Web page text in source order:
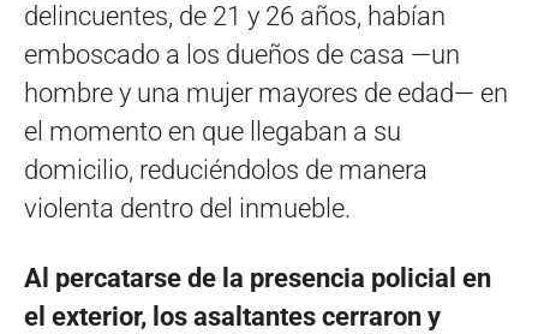
delincuentes, de 21 y 26 años, habían
emboscado a los dueños de casa —un
hombre y una mujer mayores de edad— en
el momento en que llegaban a su
domicilio, reduciéndolos de manera
violenta dentro del inmueble.
Al percatarse de la presencia policial en
el exterior, los asaltantes cerraron y